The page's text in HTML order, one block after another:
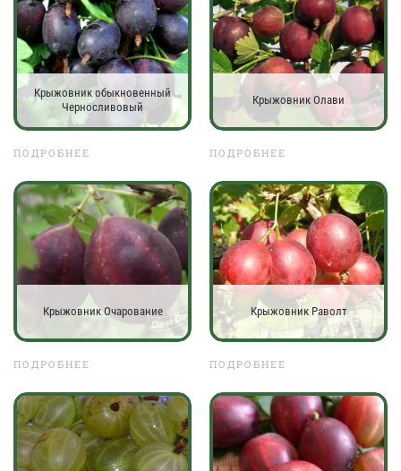
Крыжовник обыкновенный
Черносливовый
ПОДРОБНЕЕ
Крыжовник Олави
ПОДРОБНЕЕ
Крыжовник Очарование
ПОДРОБНЕЕ
Крыжовник Раволт
ПОДРОБНЕЕ